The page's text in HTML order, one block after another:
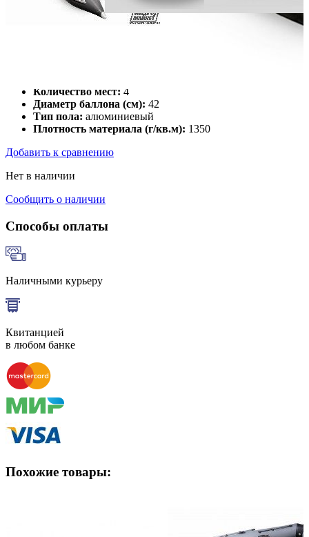
Количество мест: 4
Диаметр баллона (см): 42
Тип пола: алюминиевый
Плотность материала (г/кв.м): 1350
Добавить к сравнению
Нет в наличии
Сообщить о наличии
Способы оплаты
Наличными курьеру
Квитанцией
в любом банке
Похожие товары: